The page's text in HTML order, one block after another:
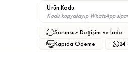
Ürün Kodu:
Kodu kopyalayıp WhatsApp
Sorunsuz Değişim ve İade
Kapıda Ödeme
24